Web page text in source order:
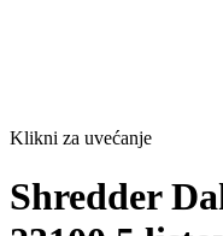
Klikni za uvećanje
Shredder